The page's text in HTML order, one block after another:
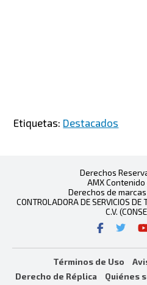
Etiquetas: Destacados
Derechos
AMX Contenido
Derechos de
CONTROLADORA DE SERVICIOS DE
C.V.
Términos de Uso
Derecho de Réplica
Quiénes